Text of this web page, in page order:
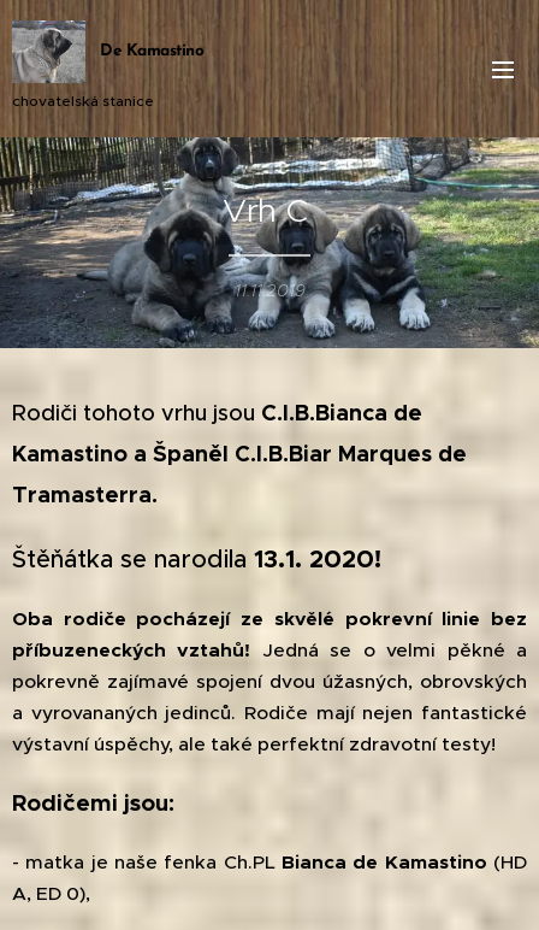
De Kamastino
chovatelská stanice
Vrh C
11.11.2019
Rodiči tohoto vrhu jsou C.I.B.Bianca de
Kamastino a Španěl C.I.B.Biar Marques de
Tramasterra.
Štěňátka se narodila 13.1. 2020!
Oba rodiče pocházejí ze skvělé pokrevní linie bez
příbuzeneckých vztahů! Jedná se o velmi pěkné a
pokrevně zajímavé spojení dvou úžasných, obrovských
a vyrovananých jedinců. Rodiče mají nejen fantastické
výstavní úspěchy, ale také perfektní zdravotní testy!
Rodičemi jsou:
- matka je naše fenka Ch.PL Bianca de Kamastino (HD
A, ED 0),